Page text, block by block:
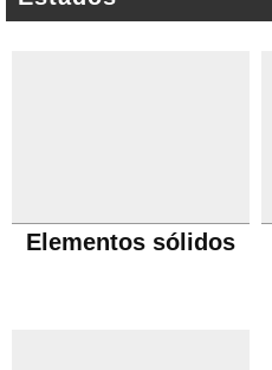
Elementos sólidos